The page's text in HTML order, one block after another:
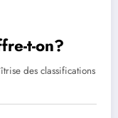
t-on?
des classifications